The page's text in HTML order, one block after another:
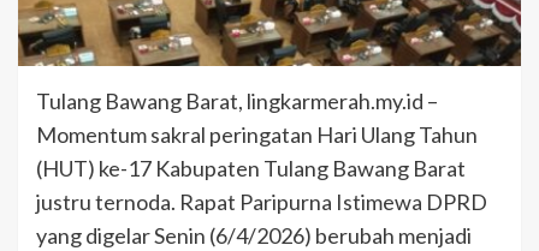
Tulang Bawang Barat, lingkarmerah.my.id –
Momentum sakral peringatan Hari Ulang Tahun
(HUT) ke-17 Kabupaten Tulang Bawang Barat
justru ternoda. Rapat Paripurna Istimewa DPRD
yang digelar Senin (6/4/2026) berubah menjadi